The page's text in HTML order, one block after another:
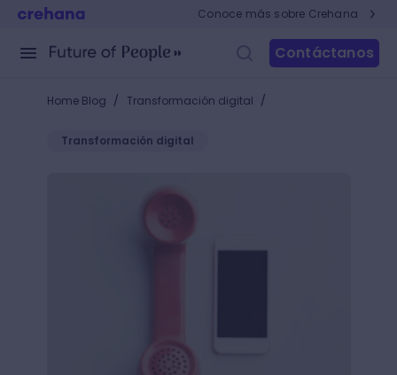
Conoce más sobre Crehana
Contáctanos
Home Blog / Transformación digital /
Transformación digital